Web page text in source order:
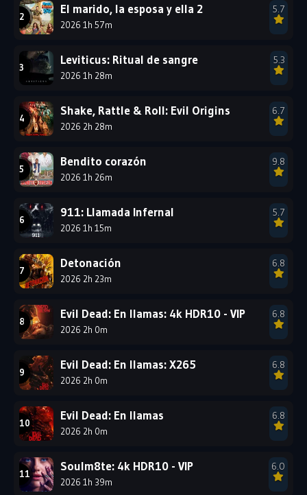
1996 1995
1993
1990 1989
1987
1981
El marido, la esposa y ella 2
2026 1h 57m
5.7
Leviticus: Ritual de sangre
2026 1h 28m
5.3
Shake, Rattle & Roll: Evil Origins
2026 2h 28m
6.7
Bendito corazón
2026 1h 26m
9.8
911: Llamada Infernal
2026 1h 15m
5.7
Detonación
2026 2h 23m
6.8
Evil Dead: En llamas: 4k HDR10 - VIP
2026 2h 0m
6.8
Evil Dead: En llamas: X265
2026 2h 0m
6.8
Evil Dead: En llamas
2026 2h 0m
6.8
Soulm8te: 4k HDR10 - VIP
2026 1h 39m
6.0